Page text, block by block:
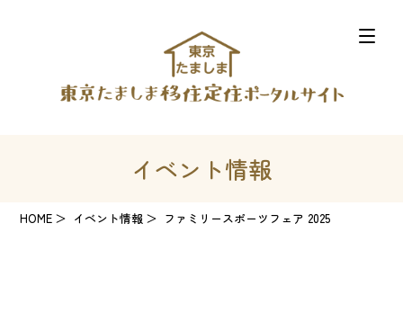
イベント情報
HOME イベント情報 ファミリースポーツフェア 2025